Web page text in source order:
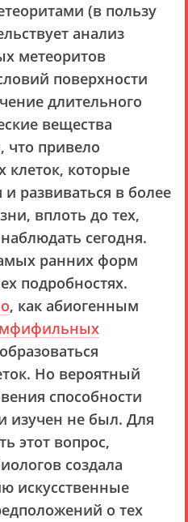
(в пользу
анализ
метеоритов
поверхности
длительного
вещества
что привело
клеток, которые
развиваться в более
вплоть до тех,
сегодня.
ранних форм
подробностях.
, как абиогенным
Но вероятный
способности
изучен не был. Для
этот вопрос,
создала
искусственные
о тех